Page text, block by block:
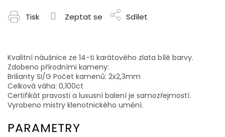
Tisk Zeptat se Sdílet
Kvalitní náušnice ze 14-ti karátového zlata bílé barvy.
Zdobeno přírodními kameny:
Brilianty SI/G Počet kamenů: 2x2,3mm
Celková váha: 0,100ct
Certifikát pravosti a luxusní balení je samozřejmostí.
Vyrobeno mistry klenotnického umění.
PARAMETRY